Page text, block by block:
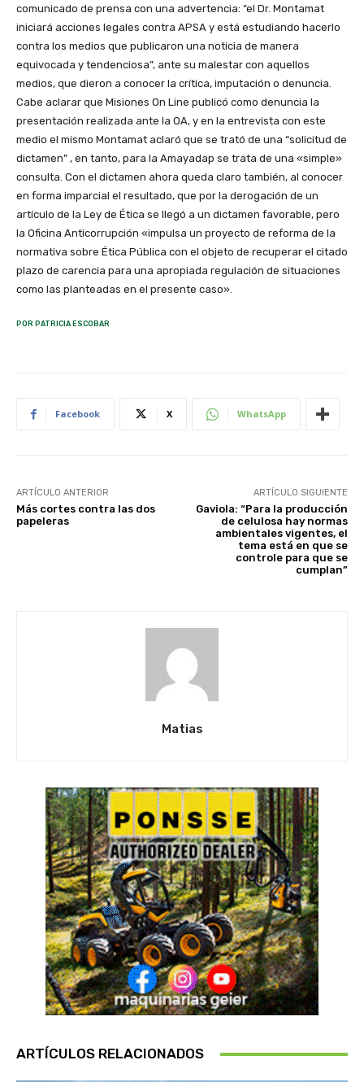
comunicado de prensa con una advertencia: “el Dr. Montamat
iniciará acciones legales contra APSA y está estudiando hacerlo
contra los medios que publicaron una noticia de manera
equivocada y tendenciosa”, ante su malestar con aquellos
medios, que dieron a conocer la crítica, imputación o denuncia.
Cabe aclarar que Misiones On Line publicó como denuncia la
presentación realizada ante la OA, y en la entrevista con este
medio el mismo Montamat aclaró que se trató de una “solicitud de
dictamen” , en tanto, para la Amayadap se trata de una «simple»
consulta. Con el dictamen ahora queda claro también, al conocer
en forma imparcial el resultado, que por la derogación de un
artículo de la Ley de Ética se llegó a un dictamen favorable, pero
la Oficina Anticorrupción «impulsa un proyecto de reforma de la
normativa sobre Ética Pública con el objeto de recuperar el citado
plazo de carencia para una apropiada regulación de situaciones
como las planteadas en el presente caso».
POR PATRICIA ESCOBAR
Facebook X WhatsApp
ARTÍCULO ANTERIOR
Más cortes contra las dos
papeleras
ARTÍCULO SIGUIENTE
Gaviola: “Para la producción
de celulosa hay normas
ambientales vigentes, el
tema está en que se
controle para que se
cumplan”
Matias
ARTÍCULOS RELACIONADOS